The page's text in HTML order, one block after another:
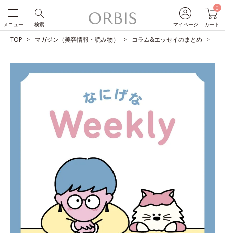
マイページ
0
カート
検索
メニュー
TOP マガジン（美容情報・読み物） コラム&エッセイのまとめ